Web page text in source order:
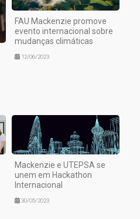
FAU Mackenzie promove
evento internacional sobre
mudanças climáticas
12/06/2023
Mackenzie e UTEPSA se
unem em Hackathon
Internacional
30/05/2023